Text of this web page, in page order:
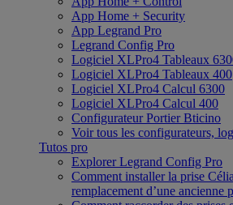
App Home + Security
App Legrand Pro
Legrand Config Pro
Logiciel XLPro4 Tableaux
Logiciel XLPro4 Tableaux 400
Logiciel XLPro4 Calcul 6300
Logiciel XLPro4 Calcul 400
Configurateur Portier Bticino
Voir tous les configurateurs,
Tutos pro
Explorer Legrand Config Pro
Comment installer la prise
remplacement d’une ancienne